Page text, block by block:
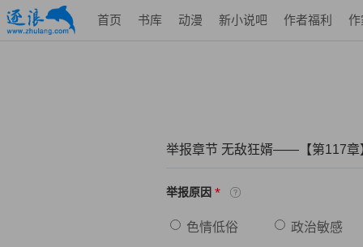
首页 书库 动漫 新小说吧 作者福利 作
举报章节 无敌狂婿——【第117章
举报原因 *
色情低俗 政治敏感